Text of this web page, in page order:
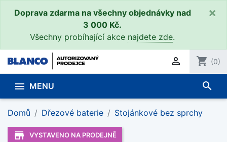
Doprava zdarma na všechny objednávky nad
3 000 Kč.
Všechny probíhající akce najdete zde.
×
 shopping_cart (0)
 MENU search
Domů Dřezové baterie Stojánkové bez sprchy
store_mall_directory VYSTAVENO NA PRODEJNĚ